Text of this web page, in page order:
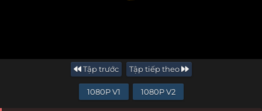
Tập trước Tập tiếp theo
1080P V1 1080P V2